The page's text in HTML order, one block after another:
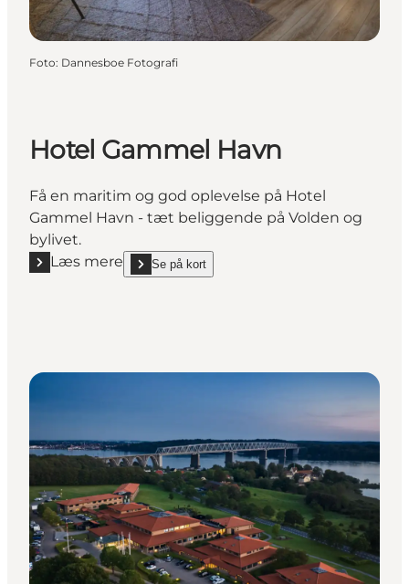
Foto: Dannesboe Fotografi
Hotel Gammel Havn
Få en maritim og god oplevelse på Hotel
Gammel Havn - tæt beliggende på Volden og
bylivet.
Læs mere
Læs mere "Hotel Gammel Havn"
Se på kort
show Hotel Gammel Havn on_map